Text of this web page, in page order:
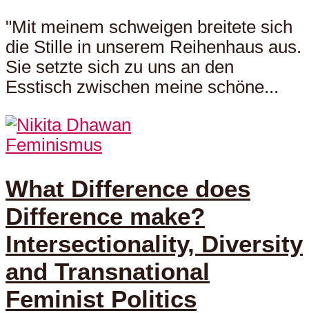
"Mit meinem schweigen breitete sich
die Stille in unserem Reihenhaus aus.
Sie setzte sich zu uns an den
Esstisch zwischen meine schöne...
Feminismus
What Difference does
Difference make?
Intersectionality, Diversity
and Transnational
Feminist Politics